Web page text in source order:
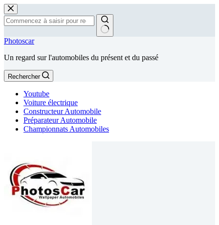
Passer
au
contenu
Aucun
Photoscar
Un regard sur l'automobiles du présent et du passé
Rechercher
Youtube
Voiture électrique
Constructeur Automobile
Préparateur Automobile
Championnats Automobiles